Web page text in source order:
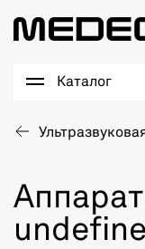
Каталог